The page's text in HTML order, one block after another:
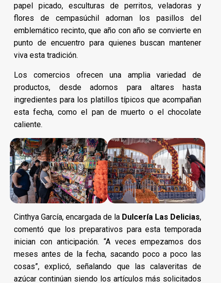
papel picado, esculturas de perritos, veladoras y
flores de cempasúchil adornan los pasillos del
emblemático recinto, que año con año se convierte en
punto de encuentro para quienes buscan mantener
viva esta tradición.
Los comercios ofrecen una amplia variedad de
productos, desde adornos para altares hasta
ingredientes para los platillos típicos que acompañan
esta fecha, como el pan de muerto o el chocolate
caliente.
Cinthya García, encargada de la Dulcería Las Delicias,
comentó que los preparativos para esta temporada
inician con anticipación. “A veces empezamos dos
meses antes de la fecha, sacando poco a poco las
cosas”, explicó, señalando que las calaveritas de
azúcar continúan siendo los artículos más solicitados